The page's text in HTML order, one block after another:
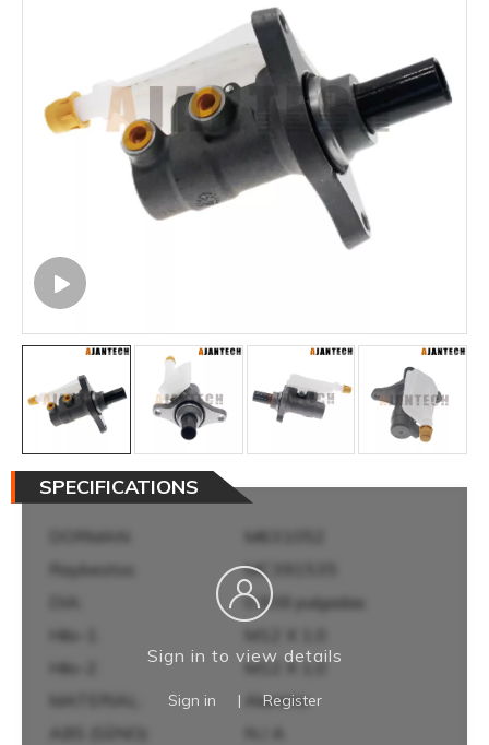
SPECIFICATIONS
DORMAN:
M631052
Raybestos:
MC391535
0.938 pulgadas
Hilo-1:
M12 X 1,0
Hilo-2:
M12 X 1,0
MATERIAL:
Aluminio
ABS (SÍ/NO):
Sign in to view details
Sign in | Register